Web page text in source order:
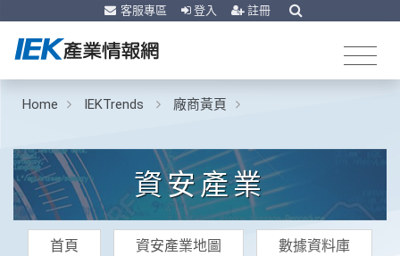
客服專區 登入 註冊
Home IEKTrends 廠商黃頁
資安產業
首頁 資安產業地圖 數據資料庫